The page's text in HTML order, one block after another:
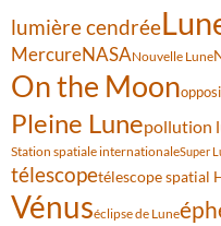
lumière cendrée
MercureNASANouvelle Lune
On the Moon
Pleine Lunepollution
Station spatiale internationaleSuper
télescopetélescope spatial
Vénuséclipse de Lune